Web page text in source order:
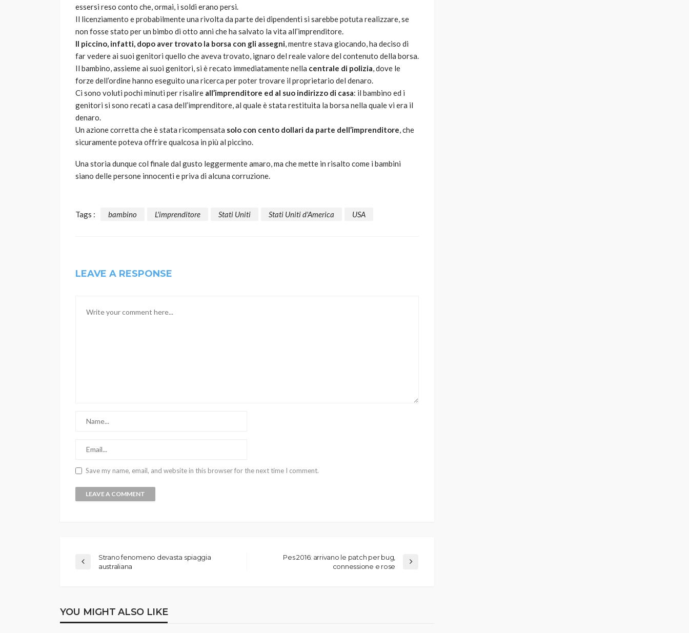
essersi reso conto che, ormai, i soldi erano persi.
Il licenziamento e probabilmente una rivolta da parte dei dipendenti si sarebbe potuta realizzare, se
non fosse stato per un bimbo di otto anni che ha salvato la vita all’imprenditore.
Il piccino, infatti, dopo aver trovato la borsa con gli assegni, mentre stava giocando, ha deciso di
far vedere ai suoi genitori quello che aveva trovato, ignaro del reale valore del contenuto della borsa.
Il bambino, assieme ai suoi genitori, si è recato immediatamente nella centrale di polizia, dove le
forze dell’ordine hanno eseguito una ricerca per poter trovare il proprietario del denaro.
Ci sono voluti pochi minuti per risalire all’imprenditore ed al suo indirizzo di casa: il bambino ed i
genitori si sono recati a casa dell’imprenditore, al quale è stata restituita la borsa nella quale vi era il
denaro.
Un azione corretta che è stata ricompensata solo con cento dollari da parte dell’imprenditore, che
sicuramente poteva offrire qualcosa in più al piccino.
Una storia dunque col finale dal gusto leggermente amaro, ma che mette in risalto come i bambini
siano delle persone innocenti e priva di alcuna corruzione.
Tags : bambino L'imprenditore Stati Uniti Stati Uniti d'America USA
LEAVE A RESPONSE
Save my name, email, and website in this browser for the next time I comment.
Strano fenomeno devasta spiaggia
australiana
Pes 2016: arrivano le patch per bug,
connessione e rose
YOU MIGHT ALSO LIKE